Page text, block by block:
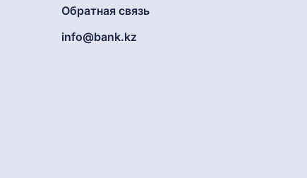
Обратная связь
info@bank.kz